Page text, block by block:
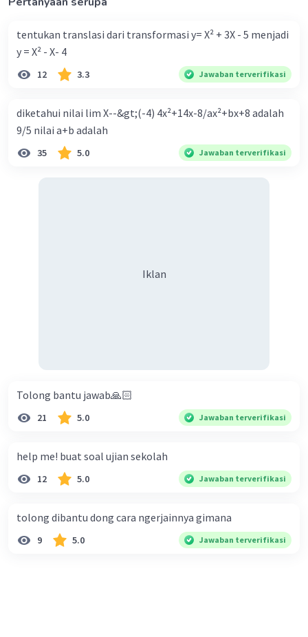
tentukan translasi dari transformasi y= X² + 3X - 5 menjadi
y = X² - X- 4
12 3.3 Jawaban terverifikasi
diketahui nilai lim X--&gt;(-4) 4x²+14x-8/ax²+bx+8 adalah
9/5 nilai a+b adalah
35 5.0 Jawaban terverifikasi
Iklan
Tolong bantu jawab🙏🏻
21 5.0 Jawaban terverifikasi
help me! buat soal ujian sekolah
12 5.0 Jawaban terverifikasi
tolong dibantu dong cara ngerjainnya gimana
9 5.0 Jawaban terverifikasi